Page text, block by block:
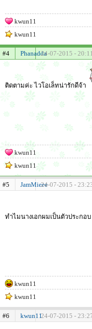
kwun11
kwun11
#4 Phanadda24-07-2015 -
ติดตามค่ะ ไวโอเล็ทน่ารักดีจ้า
kwun11
kwun11
#5 JamMieee24-07-2015 -
ทำไมนางเอกผมเป็นตัวประกอบ
kwun11
kwun11
#6 kwun1124-07-2015 -